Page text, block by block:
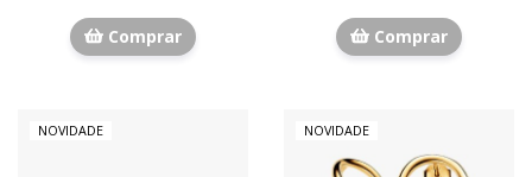
Comprar Comprar
NOVIDADE NOVIDADE